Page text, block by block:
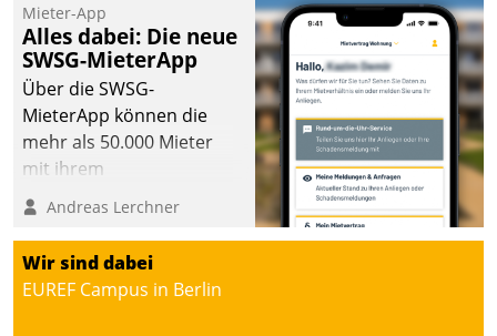
Mieter-App
Alles dabei: Die neue
SWSG-MieterApp
Über die SWSG-
MieterApp können die
mehr als 50.000 Mieter
mit ihrem
Wohnungsunternehmen
kommunizieren, auf dem
Laufenden bleiben, Daten
einsehen und ändern
oder
Andreas Lerchner
Wir sind dabei
EUREF Campus in Berlin